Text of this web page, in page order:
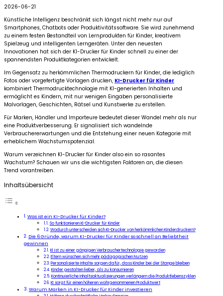
2026-06-21
Künstliche Intelligenz beschränkt sich längst nicht mehr nur auf
Smartphones, Chatbots oder Produktivitätssoftware. Sie wird zunehmend
zu einem festen Bestandteil von Lernprodukten für Kinder, kreativem
Spielzeug und intelligenten Lerngeräten. Unter den neuesten
Innovationen hat sich der KI-Drucker für Kinder schnell zu einer der
spannendsten Produktkategorien entwickelt.
Im Gegensatz zu herkömmlichen Thermodruckern für Kinder, die lediglich
Fotos oder vorgefertigte Vorlagen drucken, KI-Drucker für Kinder
kombiniert Thermodrucktechnologie mit KI-generierten Inhalten und
ermöglicht es Kindern, mit nur wenigen Eingaben personalisierte
Malvorlagen, Geschichten, Rätsel und Kunstwerke zu erstellen.
Für Marken, Händler und Importeure bedeutet dieser Wandel mehr als nur
eine Produktverbesserung. Er signalisiert sich wandelnde
Verbrauchererwartungen und die Entstehung einer neuen Kategorie mit
erheblichem Wachstumspotenzial.
Warum verzeichnen KI-Drucker für Kinder also ein so rasantes
Wachstum? Schauen wir uns die wichtigsten Faktoren an, die diesen
Trend vorantreiben.
Inhaltsübersicht
Was ist ein KI-Drucker für Kinder?
So funktionieren KI-Drucker für Kinder
Wodurch unterscheiden sich KI-Drucker von herkömmlichen Kinderdruckern?
Die 6 Gründe, warum KI-Drucker für Kinder so schnell an Beliebtheit
gewinnen
KI ist zu einer gängigen Verbrauchertechnologie geworden
Eltern wünschen sich mehr pädagogischen Nutzen
Personalisierte Inhalte sorgen dafür, dass Kinder bei der Stange bleiben
Kinder gestalten lieber, als zu konsumieren
Kontinuierliche Inhaltsaktualisierungen verlängern die Produktlebenszyklen
KI sorgt für einen höheren wahrgenommenen Produktwert
Warum Marken in KI-Drucker für Kinder investieren